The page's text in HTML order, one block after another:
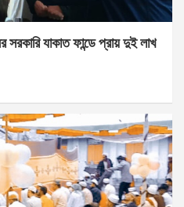
সরকারি যাকাত ফান্ডে প্রায় দুই লাখ